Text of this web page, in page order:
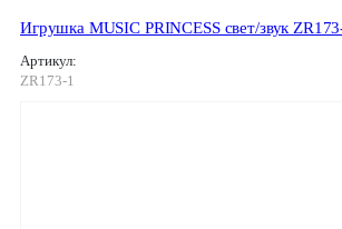
Игрушка MUSIC PRINCESS свет/звук
Артикул:
ZR173-1